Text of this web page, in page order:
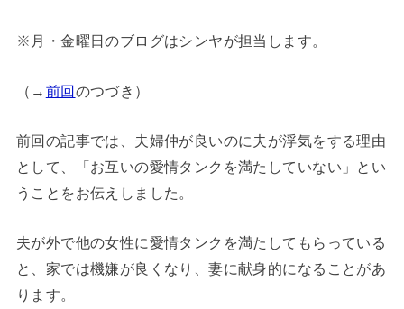
※月・金曜日のブログはシンヤが担当します。
（→ 前回のつづき）
前回の記事では、夫婦仲が良いのに夫が浮気をする理由
として、「お互いの愛情タンクを満たしていない」とい
うことをお伝えしました。
夫が外で他の女性に愛情タンクを満たしてもらっている
と、家では機嫌が良くなり、妻に献身的になることがあ
ります。